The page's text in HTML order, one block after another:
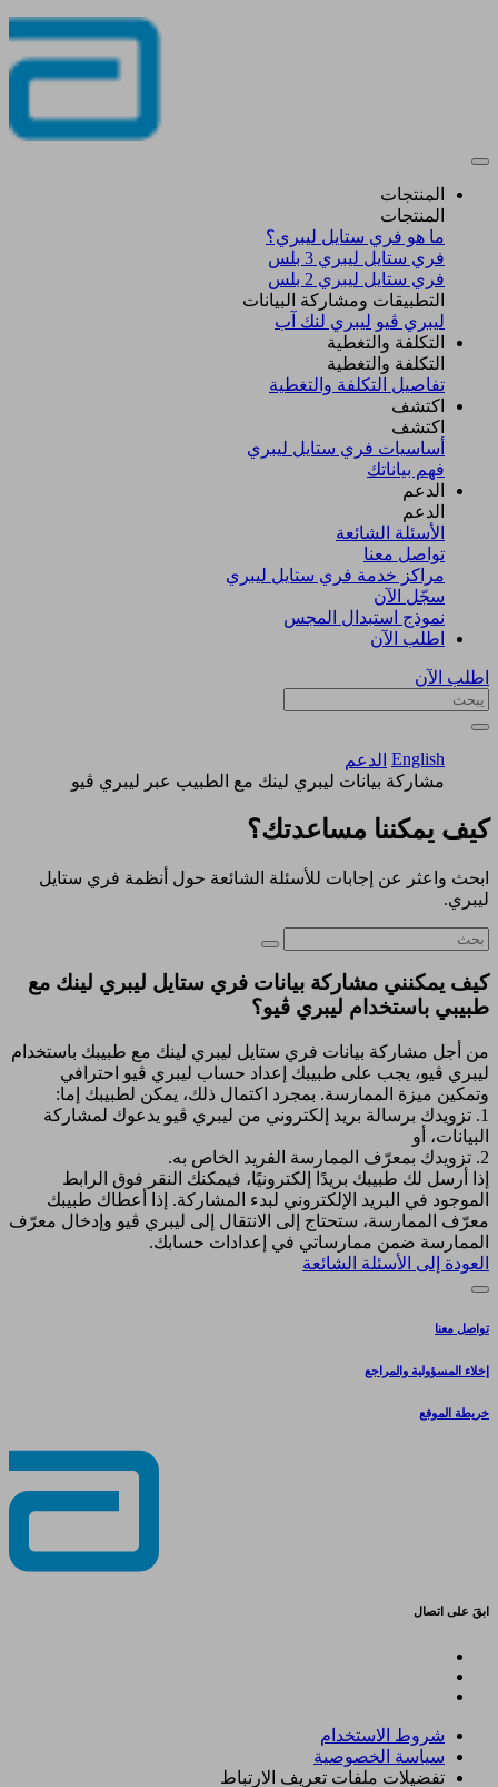
المنتجات
المنتجات
ما هو فري ستايل ليبري؟
فري ستايل ليبري 3 بلس​
فري ستايل ليبري 2 بلس​
التطبيقات ومشاركة البيانات
ليبري ڤيو ليبري لنك آب
التكلفة والتغطية
التكلفة والتغطية
تفاصيل التكلفة والتغطية
اكتشف​
اكتشف​
أساسيات فري ستايل ليبري
فهم بياناتك
الدعم
الدعم
الأسئلة الشائعة
تواصل معنا
مراكز خدمة فري ستايل ليبري
سجّل الآن​
نموذج استبدال المجس
اطلب الآن
اطلب الآن
English الدعم
مشاركة بيانات ليبري لينك مع الطبيب عبر ليبري ڤيو
كيف يمكننا مساعدتك؟
ابحث واعثر عن إجابات للأسئلة الشائعة حول أنظمة فري ستايل
ليبري.
كيف يمكنني مشاركة بيانات فري ستايل ليبري لينك مع
طبيبي باستخدام ليبري ڤيو؟
من أجل مشاركة بيانات فري ستايل ليبري لينك مع طبيبك باستخدام
ليبري ڤيو، يجب على طبيبك إعداد حساب ليبري ڤيو احترافي
وتمكين ميزة الممارسة. بمجرد اكتمال ذلك، يمكن لطبيبك إما:
1. تزويدك برسالة بريد إلكتروني من ليبري ڤيو يدعوك لمشاركة
البيانات، أو
2. تزويدك بمعرّف الممارسة الفريد الخاص به.
إذا أرسل لك طبيبك بريدًا إلكترونيًا، فيمكنك النقر فوق الرابط
الموجود في البريد الإلكتروني لبدء المشاركة. إذا أعطاك طبيبك
معرّف الممارسة، ستحتاج إلى الانتقال إلى ليبري ڤيو وإدخال معرّف
الممارسة ضمن ممارساتي في إعدادات حسابك.
العودة إلى الأسئلة الشائعة
تواصل معنا
إخلاء المسؤولية والمراجع
خريطة الموقع
ابقَ على اتصال
شروط الاستخدام
سياسة الخصوصية
تفضيلات ملفات تعريف الارتباط